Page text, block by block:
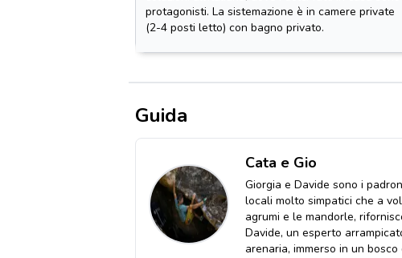
protagonisti. La sistemazione è in camere private
(2-4 posti letto) con bagno privato.
Guida
Cata e Gio
Giorgia e Davide sono i
locali molto simpatici che a
agrumi e le mandorle,
Davide, un esperto
arenaria, immerso in un